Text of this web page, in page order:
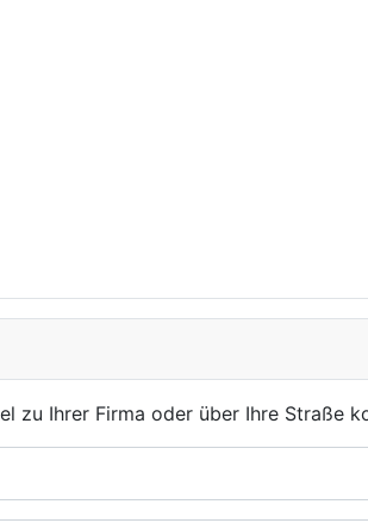
zu Ihrer Firma oder über Ihre Straße